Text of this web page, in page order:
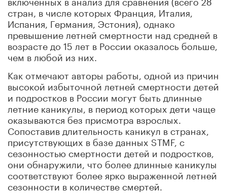
стран, в числе которых Франция, Италия,
Испания, Германия, Эстония), однако
превышение летней смертности над средней в
возрасте до 15 лет в России оказалось больше,
чем в любой из них.
Как отмечают авторы работы, одной из причин
высокой избыточной летней смертности детей
и подростков в России могут быть длинные
летние каникулы, в период которых дети чаще
оказываются без присмотра взрослых.
Сопоставив длительность каникул в странах,
присутствующих в базе данных STMF, с
сезонностью смертности детей и подростков,
они обнаружили, что более длинные каникулы
соответствуют более ярко выраженной летней
сезонности в количестве смертей.